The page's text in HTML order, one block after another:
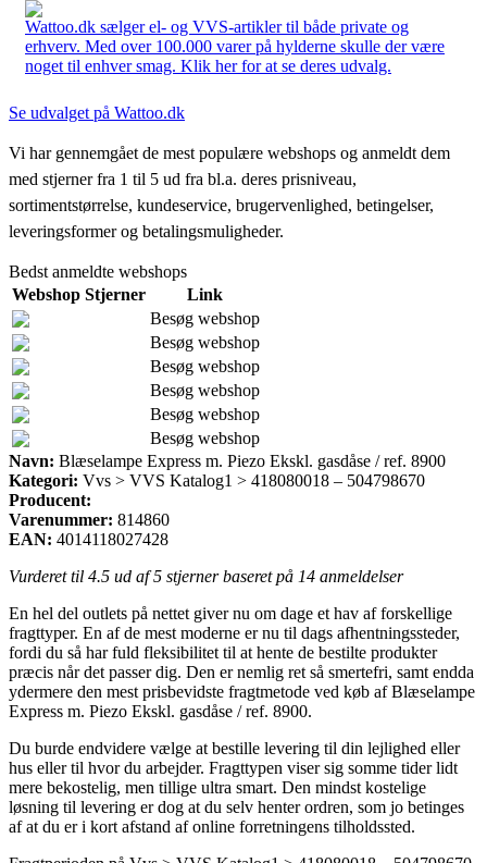
Wattoo.dk sælger el- og VVS-artikler til både private og
erhverv. Med over 100.000 varer på hylderne skulle der være
noget til enhver smag. Klik her for at se deres udvalg.
Se udvalget på Wattoo.dk
Vi har gennemgået de mest populære webshops og anmeldt dem
med stjerner fra 1 til 5 ud fra bl.a. deres prisniveau,
sortimentstørrelse, kundeservice, brugervenlighed, betingelser,
leveringsformer og betalingsmuligheder.
Bedst anmeldte webshops
Webshop Stjerner
Link
Besøg webshop
Besøg webshop
Besøg webshop
Besøg webshop
Besøg webshop
Besøg webshop
Navn: Blæselampe Express m. Piezo Ekskl. gasdåse / ref. 8900
Kategori: Vvs > VVS Katalog1 > 418080018 – 504798670
Producent:
Varenummer: 814860
EAN: 4014118027428
Vurderet til 4.5 ud af 5 stjerner baseret på 14 anmeldelser
En hel del outlets på nettet giver nu om dage et hav af forskellige
fragttyper. En af de mest moderne er nu til dags afhentningssteder,
fordi du så har fuld fleksibilitet til at hente de bestilte produkter
præcis når det passer dig. Den er nemlig ret så smertefri, samt endda
ydermere den mest prisbevidste fragtmetode ved køb af Blæselampe
Express m. Piezo Ekskl. gasdåse / ref. 8900.
Du burde endvidere vælge at bestille levering til din lejlighed eller
hus eller til hvor du arbejder. Fragttypen viser sig somme tider lidt
mere bekostelig, men tillige ultra smart. Den mindst kostelige
løsning til levering er dog at du selv henter ordren, som jo betinges
af at du er i kort afstand af online forretningens tilholdssted.